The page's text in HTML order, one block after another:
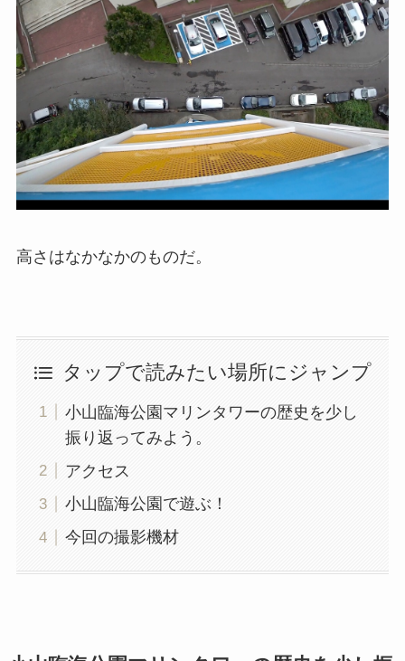
高さはなかなかのものだ。
タップで読みたい場所にジャンプ
小山臨海公園マリンタワーの歴史を少し
振り返ってみよう。
アクセス
小山臨海公園で遊ぶ！
今回の撮影機材